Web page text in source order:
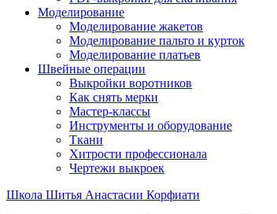
Моделирование
Моделирование жакетов
Моделирование пальто и курток
Моделирование платьев
Швейные операции
Выкройки воротников
Как снять мерки
Мастер-классы
Инструменты и оборудование
Ткани
Хитрости профессионала
Чертежи выкроек
Школа Шитья Анастасии Корфиати